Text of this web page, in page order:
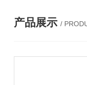
产品展示 /